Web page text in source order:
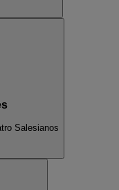
Salesianos